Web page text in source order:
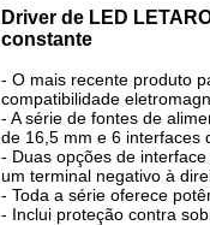
Driver de LED
constante
- O mais recente produto
compatibilidade
- A série de fontes de
de 16,5 mm e 6 interfaces
- Duas opções de
um terminal negativo à
- Toda a série oferece
- Inclui proteção contra